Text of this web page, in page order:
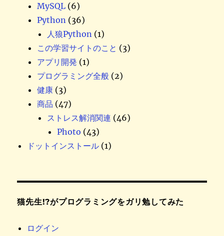
MySQL (6)
Python (36)
人狼Python (1)
この学習サイトのこと (3)
アプリ開発 (1)
プログラミング全般 (2)
健康 (3)
商品 (47)
ストレス解消関連 (46)
Photo (43)
ドットインストール (1)
猫先生!?がプログラミングをガリ勉してみた
ログイン